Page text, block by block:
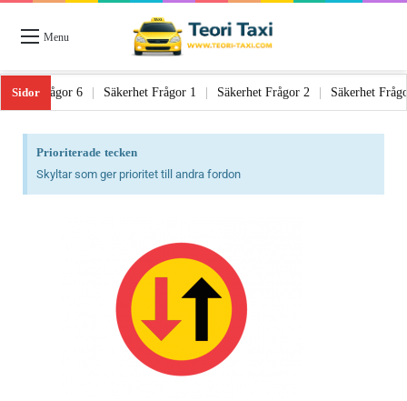
Menu
Sidor
Lagstiftning Frågor 6 | Säkerhet Frågor 1 | Säkerhet Frågor 2 |
Prioriterade tecken
Skyltar som ger prioritet till andra fordon